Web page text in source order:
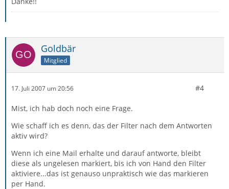
Goldbär
Mitglied
17. Juli 2007 um 20:56 #4
Mist, ich hab doch noch eine Frage.
Wie schaff ich es denn, das der Filter nach dem Antworten
aktiv wird?
Wenn ich eine Mail erhalte und darauf antworte, bleibt
diese als ungelesen markiert, bis ich von Hand den Filter
aktiviere...das ist genauso unpraktisch wie das markieren
per Hand.